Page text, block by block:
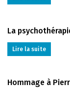
La
Lire la suite
Hommage à